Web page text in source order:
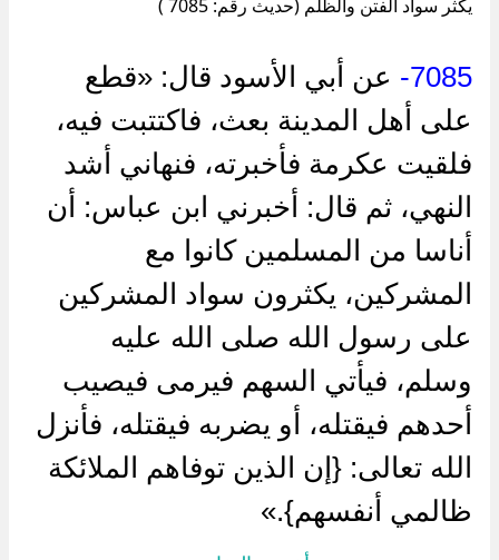
يكثر سواد الفتن والظلم (حديث رقم: 7085 )
7085-
عن ‌أبي الأسود قال: «قطع
على أهل المدينة بعث، فاكتتبت فيه،
فلقيت عكرمة فأخبرته، فنهاني أشد
النهي، ثم قال: أخبرني ابن عباس: أن
أناسا من المسلمين كانوا مع
المشركين، يكثرون سواد المشركين
على رسول الله صلى الله عليه
وسلم، فيأتي السهم فيرمى فيصيب
أحدهم فيقتله، أو يضربه فيقتله، فأنزل
الله تعالى: {إن الذين توفاهم الملائكة
ظالمي أنفسهم}.»